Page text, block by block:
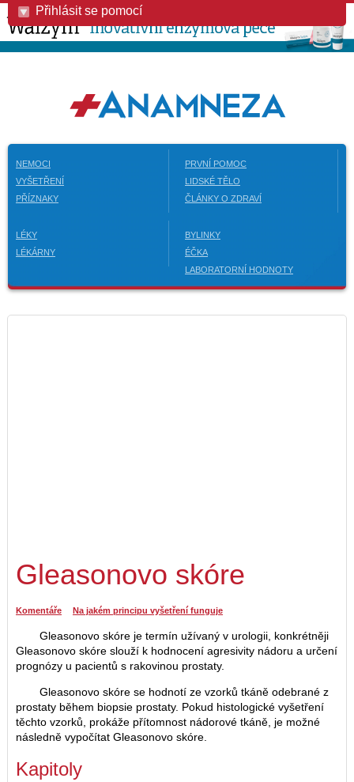
Přihlásit se pomocí
NEMOCI
VYŠETŘENÍ
PŘÍZNAKY
PRVNÍ POMOC
LIDSKÉ TĚLO
ČLÁNKY O ZDRAVÍ
LÉKY
LÉKÁRNY
BYLINKY
ÉČKA
LABORATORNÍ HODNOTY
Gleasonovo skóre
Komentáře Na jakém principu vyšetření funguje
Gleasonovo skóre je termín užívaný v urologii, konkrétněji
Gleasonovo skóre slouží k hodnocení agresivity nádoru a určení
prognózy u pacientů s rakovinou prostaty.
Gleasonovo skóre se hodnotí ze vzorků tkáně odebrané z
prostaty během biopsie prostaty. Pokud histologické vyšetření
těchto vzorků, prokáže přítomnost nádorové tkáně, je možné
následně vypočítat Gleasonovo skóre.
Kapitoly